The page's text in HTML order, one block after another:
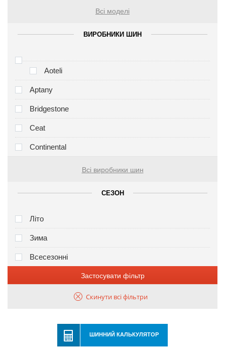
Всі моделі
ВИРОБНИКИ ШИН
Aoteli
Aptany
Bridgestone
Ceat
Continental
Всі виробники шин
СЕЗОН
Літо
Зима
Всесезонні
Застосувати фільтр
Скинути всі фільтри
ШИННИЙ КАЛЬКУЛЯТОР